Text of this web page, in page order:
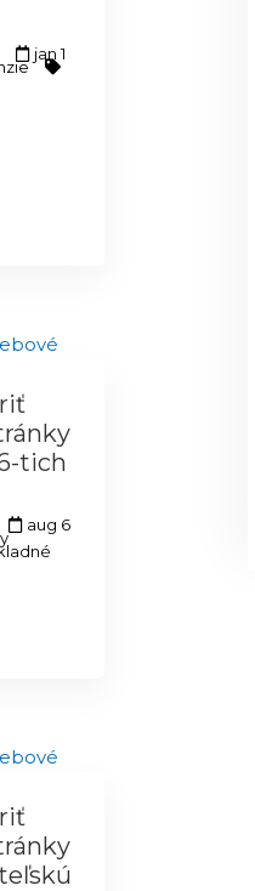
jan 1
tich
aug 6